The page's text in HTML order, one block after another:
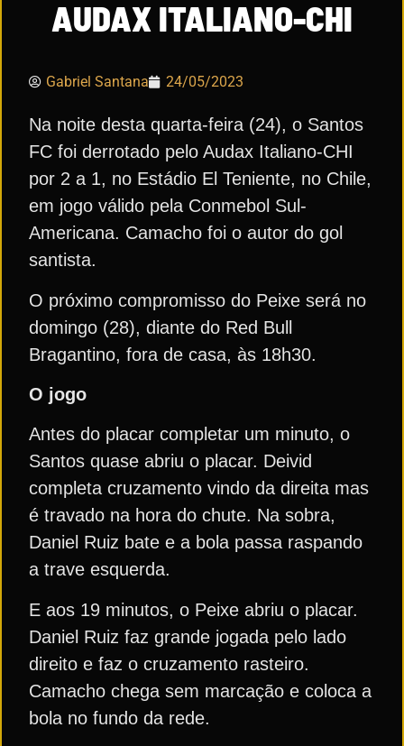
AUDAX ITALIANO-CHI
Gabriel Santana 24/05/2023
Na noite desta quarta-feira (24), o Santos
FC foi derrotado pelo Audax Italiano-CHI
por 2 a 1, no Estádio El Teniente, no Chile,
em jogo válido pela Conmebol Sul-
Americana. Camacho foi o autor do gol
santista.
O próximo compromisso do Peixe será no
domingo (28), diante do Red Bull
Bragantino, fora de casa, às 18h30.
O jogo
Antes do placar completar um minuto, o
Santos quase abriu o placar. Deivid
completa cruzamento vindo da direita mas
é travado na hora do chute. Na sobra,
Daniel Ruiz bate e a bola passa raspando
a trave esquerda.
E aos 19 minutos, o Peixe abriu o placar.
Daniel Ruiz faz grande jogada pelo lado
direito e faz o cruzamento rasteiro.
Camacho chega sem marcação e coloca a
bola no fundo da rede.